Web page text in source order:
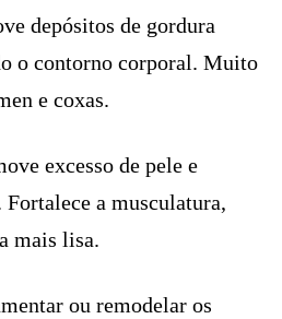
depósitos de gordura
o contorno corporal. Muito
e coxas.
excesso de pele e
Fortalece a musculatura,
mais lisa.
ou remodelar os